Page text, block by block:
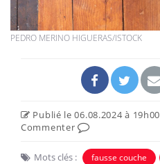
PEDRO MERINO HIGUERAS/ISTOCK
Publié le 06.08.2024 à 19h00
Commenter
Mots clés : fausse couche